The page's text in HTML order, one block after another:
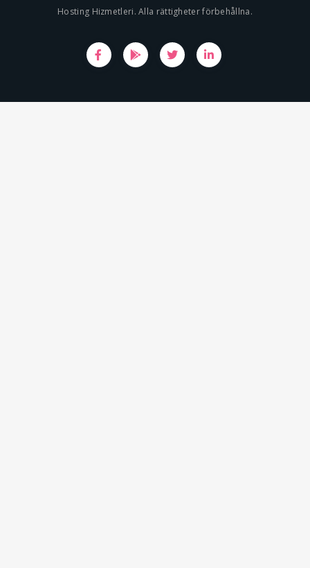
Hosting Hizmetleri. Alla rättigheter förbehållna.